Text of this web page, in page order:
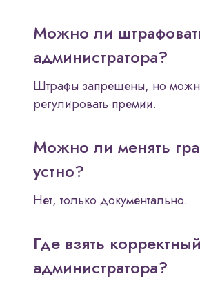
Можно ли
администратора?
Штрафы запрещены, но
регулировать премии.
Можно ли менять
устно?
Нет, только документально.
Где взять
администратора?